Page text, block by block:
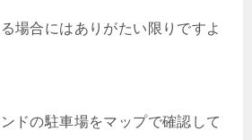
場合にはありがたい限りですよ
ドの駐車場をマップで確認して